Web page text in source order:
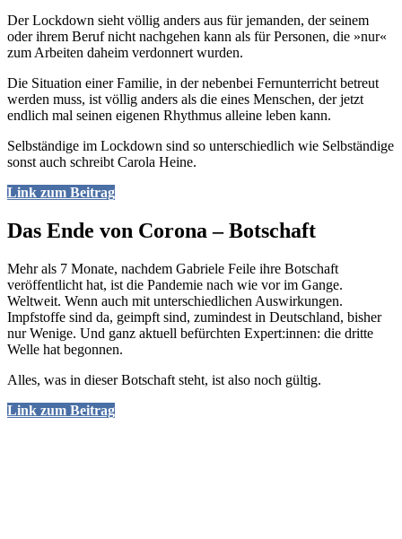
Der Lockdown sieht völlig anders aus für jemanden, der seinem
oder ihrem Beruf nicht nachgehen kann als für Personen, die »nur«
zum Arbeiten daheim verdonnert wurden.
Die Situation einer Familie, in der nebenbei Fernunterricht betreut
werden muss, ist völlig anders als die eines Menschen, der jetzt
endlich mal seinen eigenen Rhythmus alleine leben kann.
Selbständige im Lockdown sind so unterschiedlich wie Selbständige
sonst auch schreibt Carola Heine.
Link zum Beitrag
Das Ende von Corona – Botschaft
Mehr als 7 Monate, nachdem Gabriele Feile ihre Botschaft
veröffentlicht hat, ist die Pandemie nach wie vor im Gange.
Weltweit. Wenn auch mit unterschiedlichen Auswirkungen.
Impfstoffe sind da, geimpft sind, zumindest in Deutschland, bisher
nur Wenige. Und ganz aktuell befürchten Expert:innen: die dritte
Welle hat begonnen.
Alles, was in dieser Botschaft steht, ist also noch gültig.
Link zum Beitrag